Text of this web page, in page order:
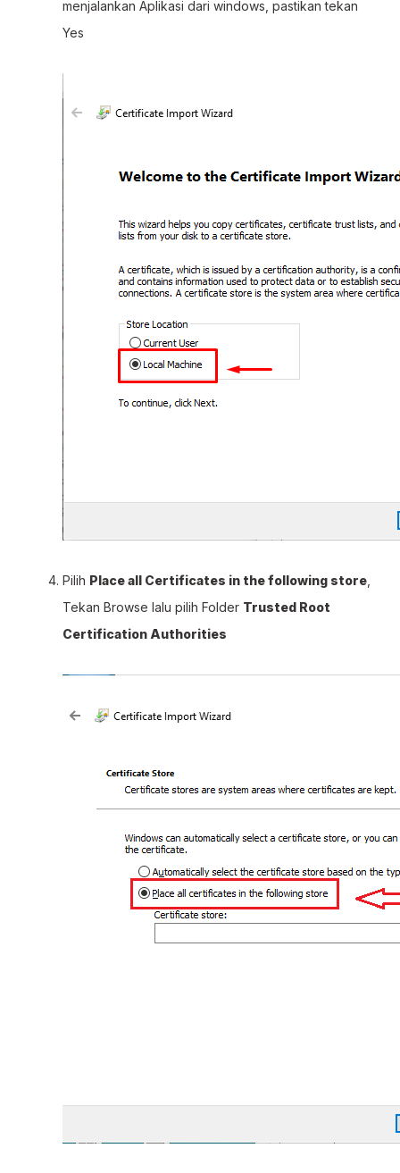
menjalankan Aplikasi dari windows, pastikan tekan
Yes
Pilih Place all Certificates in the following store
Tekan Browse lalu pilih Folder Trusted Root
Certification Authorities